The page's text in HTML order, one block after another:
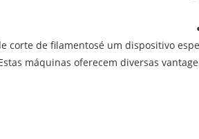
corte de filamentosé um dispositivo
máquinas oferecem diversas